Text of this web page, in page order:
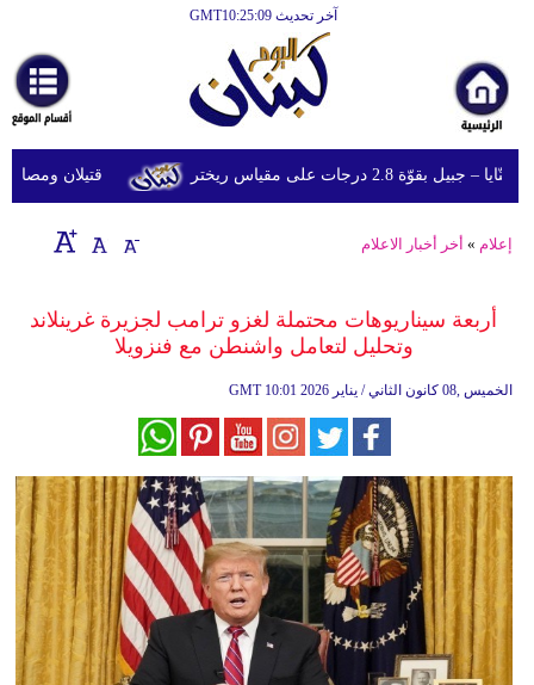
آخر تحديث GMT10:25:09
أخبارعاجلة
رياضة
ثقافة
إقتصاد
وموسيقى
سياحة
وسفر
ديكور
أخبار
قتيلان ومصابون جراء 14 غارة إسرائيلية على شرق 2.8 درجات على مقياس ريختر
إعلام » أخر أخبار الاعلام
أربعة سيناريوهات محتملة لغزو ترامب لجزيرة غرينلاند
وتحليل لتعامل واشنطن مع فنزويلا
GMT 10:01 2026 الخميس ,08 كانون الثاني / يناير